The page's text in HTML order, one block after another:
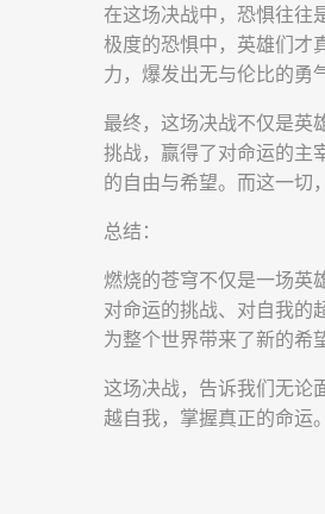
在这场决战中，恐惧往往
极度的恐惧中，英雄们才
力，爆发出无与伦比的勇
最终，这场决战不仅是英
挑战，赢得了对命运的主
的自由与希望。而这一切
总结：
燃烧的苍穹不仅是一场英
对命运的挑战、对自我的
为整个世界带来了新的希
这场决战，告诉我们无论
越自我，掌握真正的命运